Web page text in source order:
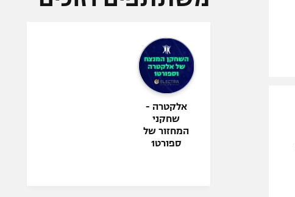
אלקטרה -
שחקני
המחזור של
ספורט1